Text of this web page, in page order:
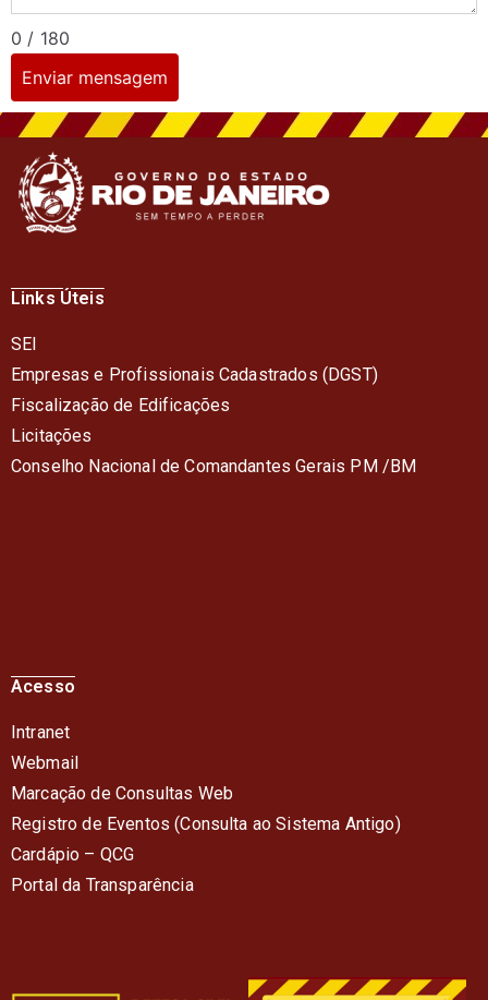
0 / 180
Enviar mensagem
Links Úteis
SEI
Empresas e Profissionais Cadastrados (DGST)
Fiscalização de Edificações
Licitações
Conselho Nacional de Comandantes Gerais PM /BM
Acesso
Intranet
Webmail
Marcação de Consultas Web
Registro de Eventos (Consulta ao Sistema Antigo)
Cardápio – QCG
Portal da Transparência